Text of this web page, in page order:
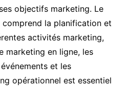
objectifs marketing. Le
la planification et
activités marketing,
marketing en ligne, les
et les
opérationnel est essentiel